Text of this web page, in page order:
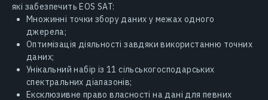
які забезпечить EOS SAT:
Множинні точки збору даних у межах одного
джерела;
Оптимізація діяльності завдяки використанню точних
даних;
Унікальний набір із 11 сільськогосподарських
спектральних діапазонів;
Ексклюзивне право власності на дані для певних